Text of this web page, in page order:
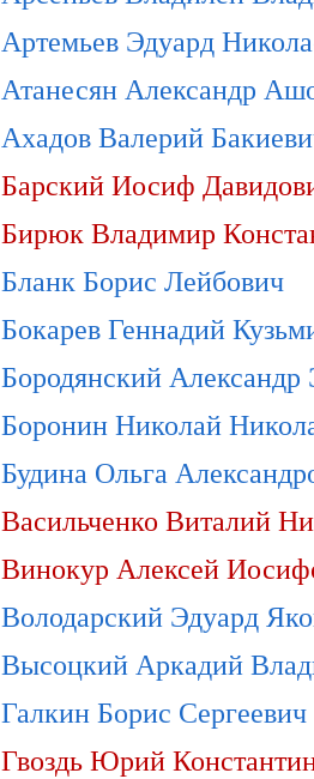
Артемьев Эдуард
Атанесян Александр
Ахадов Валерий
Барский Иосиф
Бирюк Владимир
Бланк Борис Лейбович
Бокарев Геннадий
Бородянский
Боронин Николай
Будина Ольга
Васильченко Виталий
Винокур Алексей
Володарский Эдуард
Высоцкий Аркадий
Галкин Борис Сергеевич
Гвоздь Юрий